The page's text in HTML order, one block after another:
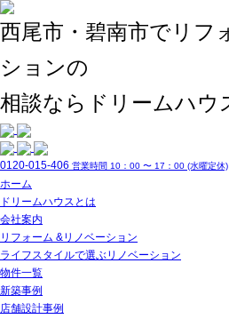
西尾市・碧南市でリフ
ションの
相談ならドリームハウ
0120-015-406 営業時間 10：00 〜 17：00 (水曜定休)
ホーム
ドリームハウスとは
会社案内
リフォーム &リノベーション
ライフスタイルで選ぶリノベーション
物件一覧
新築事例
店舗設計事例